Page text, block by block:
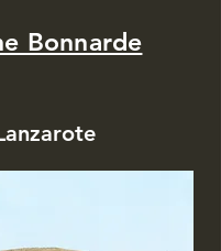
Bonnarde